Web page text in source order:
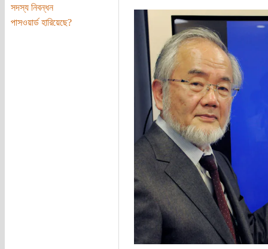
সদস্য নিবন্ধন
পাসওয়ার্ড হারিয়েছে?